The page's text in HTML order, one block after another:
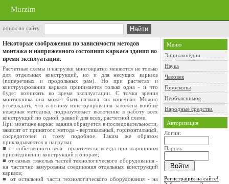
Murzim
поиск по сайту
Некоторые соображения по зависимости методов
монтажа и напряженного состояния каркаса здания во
время эксплуатации.
Расчетные схемы и нагрузки многократно меняются не только
для отдельных конструкций, но и для несущих каркаса
(поперечных и продольных рам). Но при расчетах и
конструировании каркаса принимается только одна - и что
будет возникать во время эксплуатации. С точки зрения
монтажника она может быть названа как конечная. Можно
утверждать, что в основу конструирования заложена вообще
неверная методика, подразумевает включение в работу всех
конструкций по одной, равной для всех, расчетной схеме.
При монтаже каркас здания образуется в последовательности,
зависит от принятого метода - вертикальный, горизонтальный,
сосредоточен и тому подобное. Таким же образом
прикладываются и нагрузки:
■ от собственного веса - практически всегда при шарнирном
присоединении конструкций к опорам;
■ от самых тяжелых частей технологического оборудования -
на частично замурованы соединения отдельных конструкций
каркаса;
■ от остальной части технологического оборудования - на
Меню
Энциклопедии
Наука
Человек
Гороскопы
Необъяснимое
Народные средства
Авторизация
Логин:
Пароль:
Регистрация на сайте!